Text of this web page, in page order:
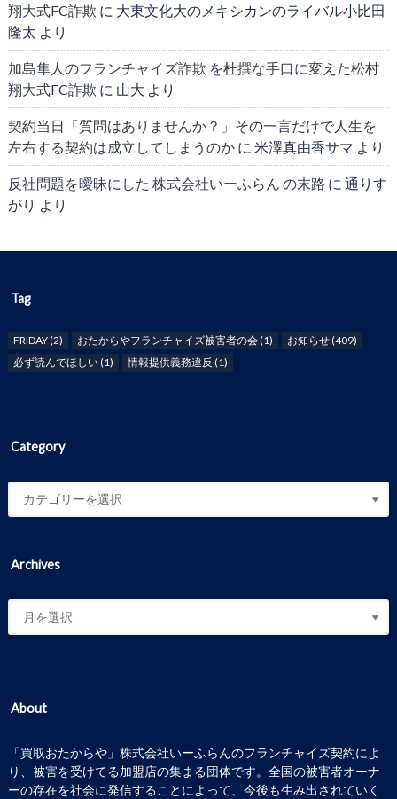
翔大式FC詐欺 に 大東文化大のメキシカンのライバル小比田
隆太 より
加島隼人のフランチャイズ詐欺 を杜撰な手口に変えた松村
翔大式FC詐欺 に 山大 より
契約当日「質問はありませんか？」その一言だけで人生を
左右する契約は成立してしまうのかに 米澤真由香サマ より
反社問題を曖昧にした 株式会社いーふらん の末路 に 通りす
がり より
Tag
FRIDAY(2) おたからやフランチャイズ被害者の会(1) お知らせ(409)
必ず読んでほしい(1) 情報提供義務違反 (1)
Category
Archives
About
「買取おたからや」株式会社いーふらんのフランチャイズ契約によ
り、被害を受けてる加盟店の集まる団体です。全国の被害者オーナ
ーの存在を社会に発信することによって、今後も生み出されていく